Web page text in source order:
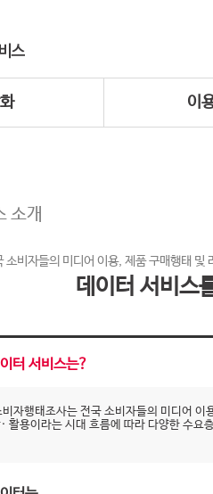
이
소개
소비자들의 미디어 이용, 제품 구매행태 및
데이터 서비스
터 서비스는?
자행태조사는 전국 소비자들의 미디어
활용이라는 시대 흐름에 따라 다양한 수요